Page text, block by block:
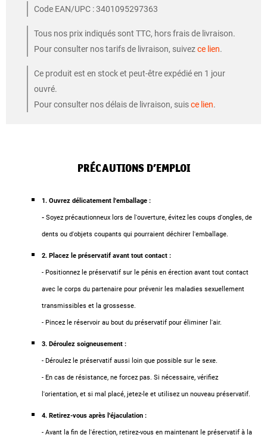
Code EAN/UPC : 3401095297363
Tous nos prix indiqués sont TTC, hors frais de livraison.
Pour consulter nos tarifs de livraison, suivezce lien.
Ce produit est en stock et peut-être expédié en 1 jour
ouvré.
Pour consulter nos délais de livraison, suisce lien.
PRÉCAUTIONS D’EMPLOI
1. Ouvrez délicatement l'emballage :
- Soyez précautionneux lors de l'ouverture, évitez les coups d'ongles, de
dents ou d'objets coupants qui pourraient déchirer l'emballage.
2. Placez le préservatif avant tout contact :
- Positionnez le préservatif sur le pénis en érection avant tout contact
avec le corps du partenaire pour prévenir les maladies sexuellement
transmissibles et la grossesse.
- Pincez le réservoir au bout du préservatif pour éliminer l'air.
3. Déroulez soigneusement :
- Déroulez le préservatif aussi loin que possible sur le sexe.
- En cas de résistance, ne forcez pas. Si nécessaire, vérifiez
l'orientation, et si mal placé, jetez-le et utilisez un nouveau préservatif.
4. Retirez-vous après l'éjaculation :
- Avant la fin de l'érection, retirez-vous en maintenant le préservatif à la